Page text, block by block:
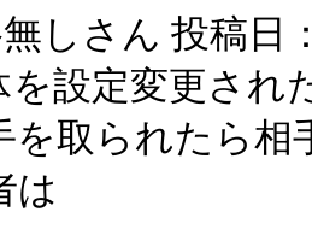
しさん 投稿日
を設定変更され
を取られたら相
は